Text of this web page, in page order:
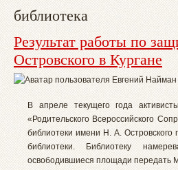
библиотека
Результат работы по
Островского в Кургане
В апреле текущего года
«Родительского Всероссийского
библиотеки имени Н. А.
библиотеки. Библиотеку
освободившиеся площади передать